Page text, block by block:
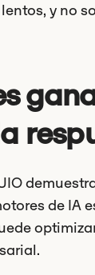
y no
de IA